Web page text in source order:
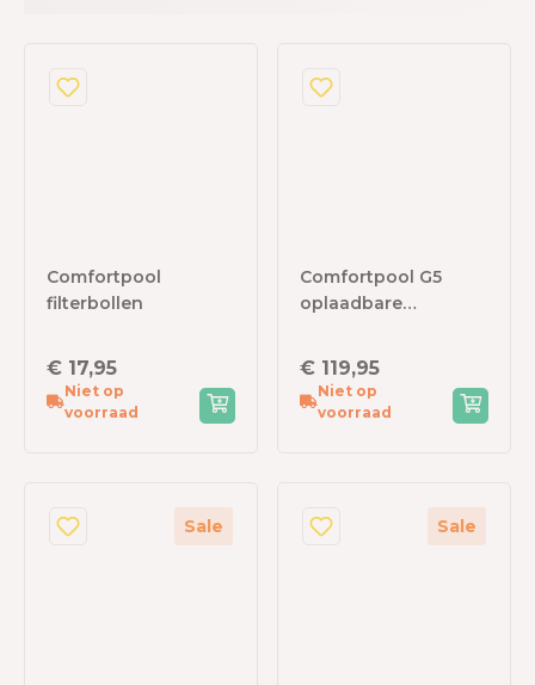
Comfortpool
filterbollen
€ 17,95
Niet op
voorraad
Comfortpool G5
oplaadbare
€ 119,95
Niet op
voorraad
Sale Sale